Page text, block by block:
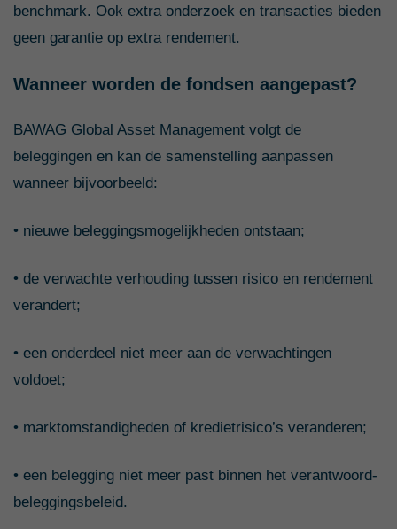
benchmark. Ook extra onderzoek en transacties bieden
geen garantie op extra rendement.
Wanneer worden de fondsen aangepast?
BAWAG Global Asset Management volgt de
beleggingen en kan de samenstelling aanpassen
wanneer bijvoorbeeld:
• nieuwe beleggingsmogelijkheden ontstaan;
• de verwachte verhouding tussen risico en rendement
verandert;
• een onderdeel niet meer aan de verwachtingen
voldoet;
• marktomstandigheden of kredietrisico’s veranderen;
• een belegging niet meer past binnen het verantwoord-
beleggingsbeleid.